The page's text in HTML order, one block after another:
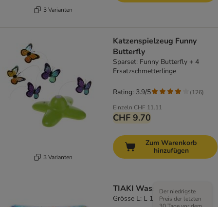
3 Varianten
3 Varianten
Katzenspielzeug Funny
Butterfly
Sparset: Funny Butterfly + 4
Ersatzschmetterlinge
Einzeln CHF 11.11
CHF 9.70
Rating: 3.9/5 (126)
Zum Warenkorb
hinzufügen
TIAKI Wasser-Spielmatte
Grösse L: L 140 x B 90 cm
Der niedrigste
Preis der letzten